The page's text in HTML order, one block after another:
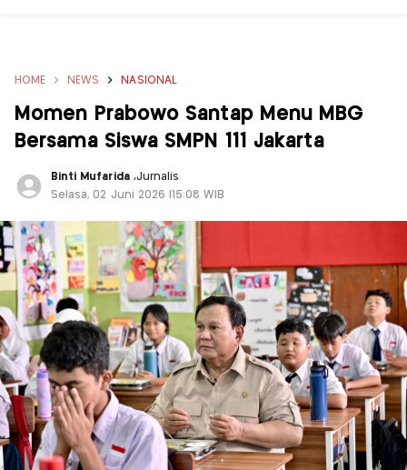
HOME NEWS NASIONAL
Momen Prabowo Santap Menu MBG
Bersama Siswa SMPN 111 Jakarta
Binti Mufarida ,Jurnalis
Selasa, 02 Juni 2026 |15:08 WIB